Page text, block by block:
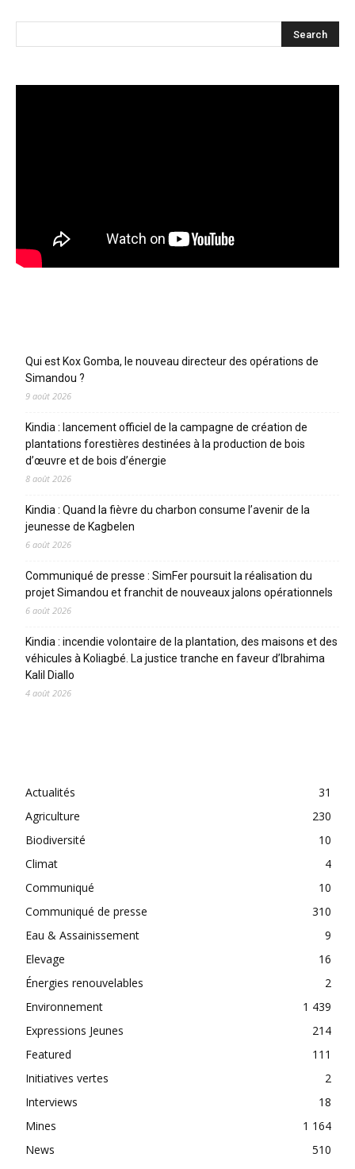
Qui est Kox Gomba, le nouveau directeur des opérations de
Simandou ?
9 août 2026
Kindia : lancement officiel de la campagne de création de
plantations forestières destinées à la production de bois
d’œuvre et de bois d’énergie
8 août 2026
Kindia : Quand la fièvre du charbon consume l’avenir de la
jeunesse de Kagbelen
6 août 2026
Communiqué de presse : SimFer poursuit la réalisation du
projet Simandou et franchit de nouveaux jalons opérationnels
6 août 2026
Kindia : incendie volontaire de la plantation, des maisons et des
véhicules à Koliagbé. La justice tranche en faveur d’Ibrahima
Kalil Diallo
4 août 2026
Actualités
31
Agriculture
230
Biodiversité
10
Climat
4
Communiqué
10
Communiqué de presse
310
Eau & Assainissement
9
Elevage
16
Énergies renouvelables
2
Environnement
1 439
Expressions Jeunes
214
Featured
111
Initiatives vertes
2
Interviews
18
Mines
1 164
News
510